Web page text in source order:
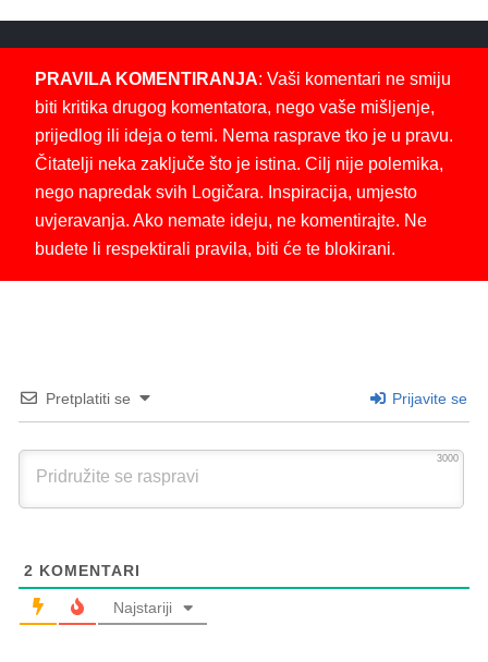
PRAVILA KOMENTIRANJA: Vaši komentari ne smiju
biti kritika drugog komentatora, nego vaše mišljenje,
prijedlog ili ideja o temi. Nema rasprave tko je u pravu.
Čitatelji neka zaključe što je istina. Cilj nije polemika,
nego napredak svih Logičara. Inspiracija, umjesto
uvjeravanja. Ako nemate ideju, ne komentirajte. Ne
budete li respektirali pravila, biti će te blokirani.
Pretplatiti se Prijavite se
3000
2 KOMENTARI
Najstariji